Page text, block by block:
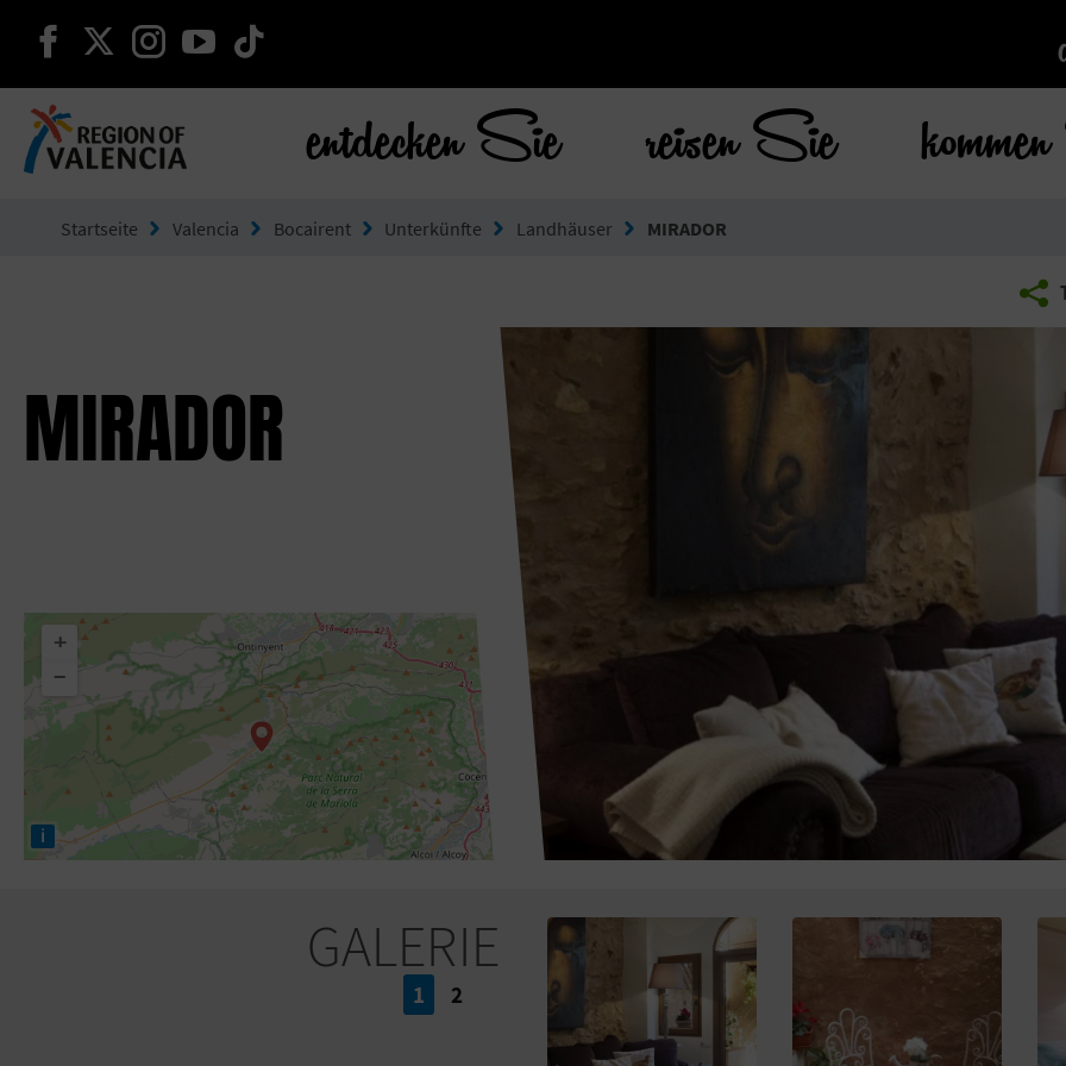
weiter auf facebook
weiter auf twitter
weiter auf instagram
weiter auf youtube
entdecken Sie reisen Sie
Startseite Valencia Bocairent Unterkünfte Landhäuser MIRADOR
MIRADOR
+
−
i
GALERIE
1 2